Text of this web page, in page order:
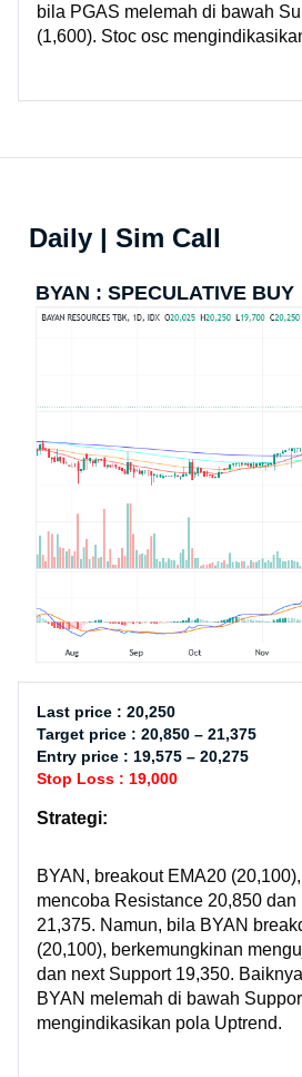
bila PGAS melemah di bawah
(1,600). Stoc osc
Daily | Sim Call
BYAN : SPECULATIVE BUY
Last price : 20,250
Target price : 20,850 – 21,375
Entry price : 19,575 – 20,275
Stop Loss : 19,000
Strategi:
BYAN, breakout EMA20
mencoba Resistance 20,850
21,375. Namun, bila BYAN
(20,100), berkemungkinan
dan next Support 19,350.
BYAN melemah di bawah
mengindikasikan pola Uptrend.